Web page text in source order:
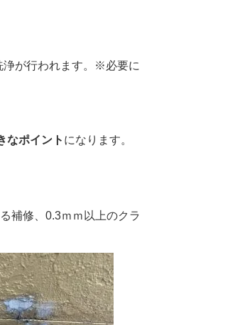
浄が行われます。※必要に
なポイント になります。
補修、0.3ｍｍ以上のクラ